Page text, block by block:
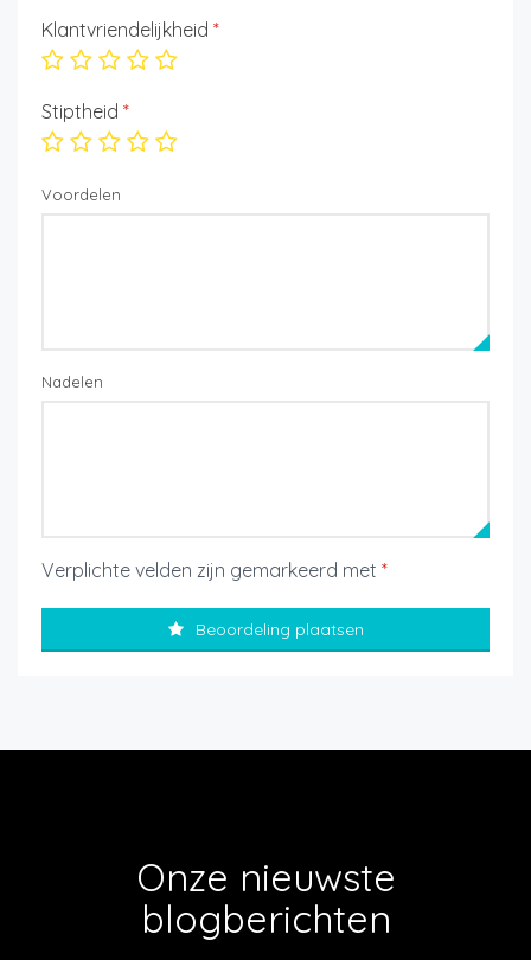
Klantvriendelijkheid *
Stiptheid *
Voordelen
Nadelen
Verplichte velden zijn gemarkeerd met *
Beoordeling plaatsen
Onze nieuwste
blogberichten